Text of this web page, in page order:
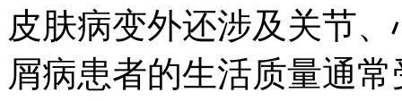
皮肤病变外还涉及关节
屑病患者的生活质量通